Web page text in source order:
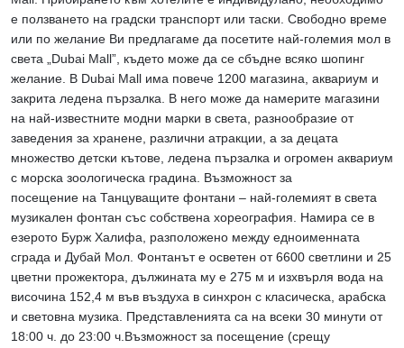
е ползването на градски транспорт или таски. Свободно време
или по желание Ви предлагаме да посетите най-големия мол в
света „Dubai Mall”, където може да се сбъдне всяко шопинг
желание. В Dubai Mall има повече 1200 магазина, аквариум и
закрита ледена пързалка. В него може да намерите магазини
на най-известните модни марки в света, разнообразие от
заведения за хранене, различни атракции, а за децата
множество детски кътове, ледена пързалка и огромен аквариум
с морска зоологическа градина. Възможност за
посещение на Танцуващите фонтани – най-големият в света
музикален фонтан със собствена хореография. Намира се в
езерото Бурж Халифа, разположено между едноименната
сграда и Дубай Мол. Фонтанът е осветен от 6600 светлини и 25
цветни прожектора, дължината му е 275 м и изхвърля вода на
височина 152,4 м във въздуха в синхрон с класическа, арабска
и световна музика. Представленията са на всеки 30 минути от
18:00 ч. до 23:00 ч.Възможност за посещение (срещу